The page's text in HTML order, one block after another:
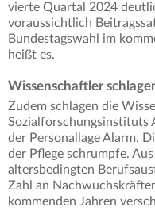
vierte Quartal 2024
voraussichtlich
Bundestagswahl im
heißt es.
Wissenschaftler
Zudem schlagen die
Sozialforschungsinstituts
der Personallage Alarm.
der Pflege schrumpfe.
altersbedingten
Zahl an
kommenden Jahren